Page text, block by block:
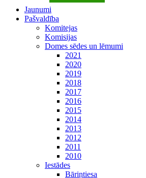
Jaunumi
Pašvaldība
Komitejas
Komisijas
Domes sēdes un lēmumi
2021
2020
2019
2018
2017
2016
2015
2014
2013
2012
2011
2010
Iestādes
Bāriņtiesa